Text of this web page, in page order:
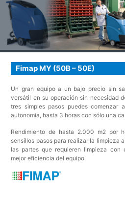
Fimap MY (50B – 50E)
Un gran equipo a un bajo precio sin
versátil en su operación sin necesidad
tres simples pasos puedes comenzar
autonomía, hasta 3 horas con sólo una
Rendimiento de hasta 2.000 m2 por
sensillos pasos para realizar la limpieza
las partes que requieren limpieza con
mejor eficiencia del equipo.